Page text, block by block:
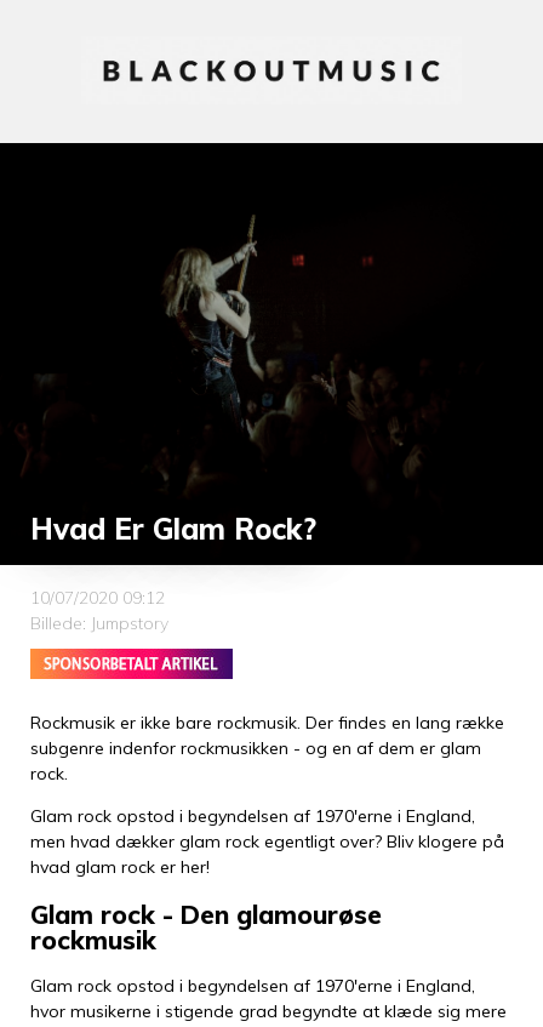
Hvad Er Glam Rock?
10/07/2020 09:12
Billede: Jumpstory
Rockmusik er ikke bare rockmusik. Der findes en lang række
subgenre indenfor rockmusikken - og en af dem er glam
rock.
Glam rock opstod i begyndelsen af 1970'erne i England,
men hvad dækker glam rock egentligt over? Bliv klogere på
hvad glam rock er her!
Glam rock - Den glamourøse
rockmusik
Glam rock opstod i begyndelsen af 1970'erne i England,
hvor musikerne i stigende grad begyndte at klæde sig mere